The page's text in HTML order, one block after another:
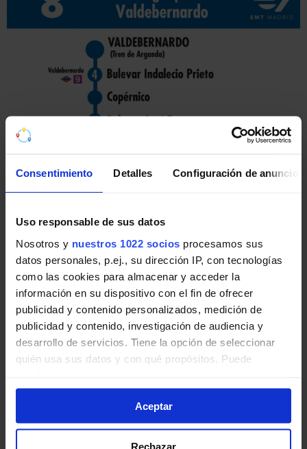
Consentimiento Detalles Configuración de anuncios
Uso responsable de sus datos
Nosotros y nuestros 1022 socios procesamos sus
datos personales, p.ej., su dirección IP, con tecnologías
como las cookies para almacenar y acceder la
información en su dispositivo con el fin de ofrecer
publicidad y contenido personalizados, medición de
publicidad y contenido, investigación de audiencia y
desarrollo de servicios. Tiene la opción de seleccionar
quién usa sus datos y con qué propósitos. Puede
momento desde la Declaración de cookies o clicando en
el Menú de consentimiento.
Si lo permite, también quisiéramos:
Aceptar
Rechazar
Últimos avisos de EMT Madrid
Noticias, novedades e incidencias en las líneas de EMT
Madrid en Madrid:
Recuperación de Parada: Paseo de la
Castellana. Afectadas 5 líneas de EMT.
El 5 de agosto, desde las 13:00 horas
aproximadamente, las líneas 42, 124, 147, 179 y
N24 recuperan la parada 3568 ubicada en paseo
finalización de obras.